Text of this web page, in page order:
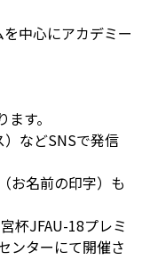
中心にアカデミー
す。
などSNSで発信
お名前の印字）も
杯JFAU-18プレミ
ンターにて開催さ